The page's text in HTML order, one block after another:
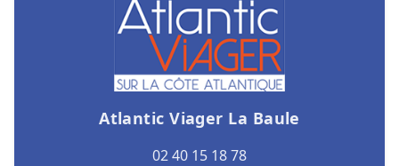
Atlantic Viager La Baule
02 40 15 18 78